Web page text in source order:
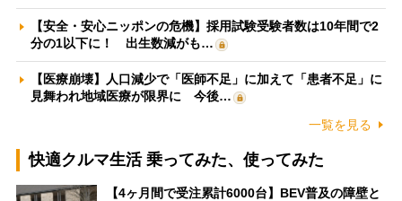
【安全・安心ニッポンの危機】採用試験受験者数は10年間で2
分の1以下に！ 出生数減がも…
【医療崩壊】人口減少で「医師不足」に加えて「患者不足」に
見舞われ地域医療が限界に 今後…
一覧を見る
快適クルマ生活 乗ってみた、使ってみた
【4ヶ月間で受注累計6000台】BEV普及の障壁と